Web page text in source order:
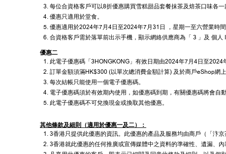
每位合資格客戶可以8折優惠購買雪糕甜品套餐抹茶及焙茶口味各一
優惠只適用於堂食。
優惠適用於2024年7月4日至2024年7月31日 ，星期一至六營業時間
合資格客戶需於落單前出示手機，顯示網絡供應商為「 3 」及 個人
優惠二
此電子優惠碼「3HONGKONG」有效日期由2024年7月4日至2024
訂單金額須滿HK$300 (以單次總消費金額計算) 及於商戶eShop網
每次結帳只能使用一個電子優惠碼。
電子優惠碼須於有效期內使用，如優惠碼到期，有關優惠碼將會自
此電子優惠碼不可兌換現金或換取其他優惠。
其他條款及細則（適用於優惠一及二）：
3香港只提供此優惠的資訊。此優惠的產品及服務均由商戶（「汴
3香港就此優惠的任何推廣或宣傳媒體中之資料的準確性、遺漏、內